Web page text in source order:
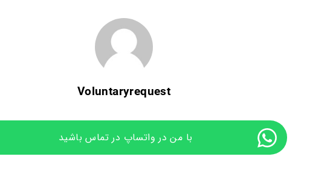
Voluntaryrequest
با من در واتساپ در تماس باشید